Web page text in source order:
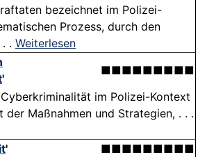
bezeichnet im Polizei-
Prozess, durch den
. Weiterlesen
'
■■■■■■■■■
im Polizei-Kontext
der Maßnahmen und Strategien, . . .
'
■■■■■■■■■